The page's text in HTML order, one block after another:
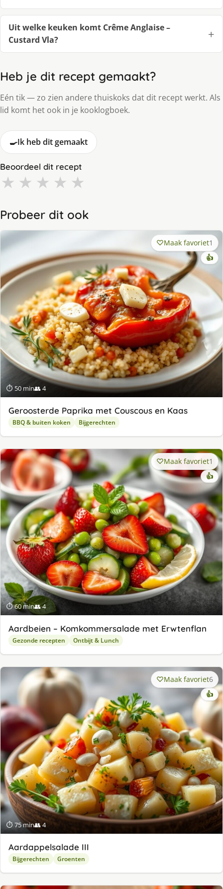
Uit welke keuken komt Crême Anglaise –
Custard Vla?
Heb je dit recept gemaakt?
Eén tik — zo zien andere thuiskoks dat dit recept werkt. Als
lid komt het ook in je kooklogboek.
🍳Ik heb dit gemaakt
Beoordeel dit recept
★ ★ ★ ★ ★
Probeer dit ook
⏱ 50 min👥 4
Maak favoriet1
👍
Geroosterde Paprika met Couscous en Kaas
BBQ & buiten koken Bijgerechten
⏱ 60 min👥 4
Maak favoriet1
👍
Aardbeien – Komkommersalade met Erwtenflan
Gezonde recepten Ontbijt & Lunch
⏱ 75 min👥 4
Maak favoriet6
👍
Aardappelsalade III
Bijgerechten Groenten